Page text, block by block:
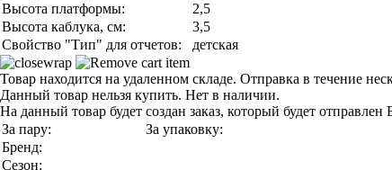
Высота платформы:
2,5
Высота каблука, см:
3,5
Свойство "Тип" для отчетов:
детская
Товар находится на удаленном складе. Отправка в течение
Данный товар нельзя купить. Нет в наличии.
На данный товар будет создан заказ, который будет
За пару:
За упаковку:
Бренд:
Сезон: